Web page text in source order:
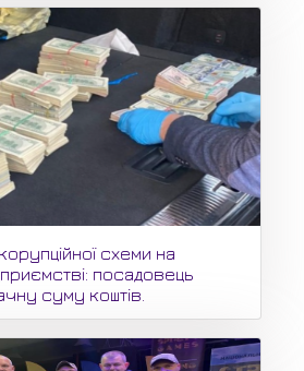
схеми на
посадовець
суму коштів.